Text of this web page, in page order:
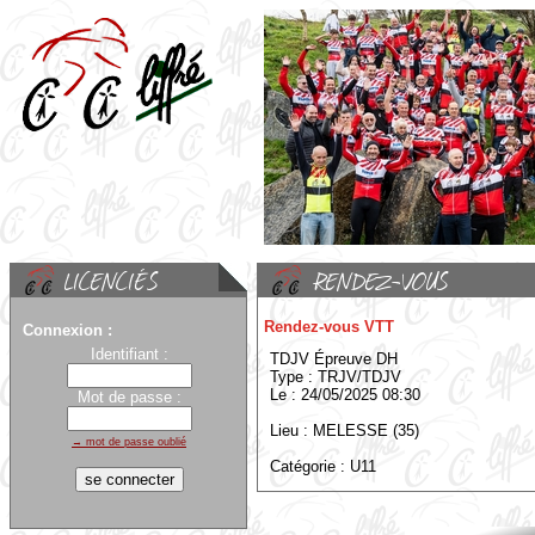
Connexion :
Identifiant :
Mot de passe :
→ mot de passe oublié
Rendez-vous VTT
TDJV Épreuve DH
Type : TRJV/TDJV
Le : 24/05/2025 08:30
Lieu : MELESSE (35)
Catégorie : U11